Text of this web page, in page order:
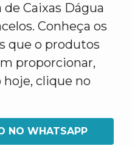
Caixas Dágua
Conheça os
que o produtos
proporcionar,
clique no
NO WHATSAPP